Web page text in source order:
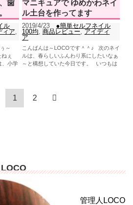
歯
ル
ィア,
～
ぇ
小学
マニキュアで ゆめかわネイ
ル土台を作ってます
2019/4/23
●簡単セルフネイル
100均,商品レビュー, アイディ
ア
こんばんは～LOCOです＾＾♪ 次のネイ
ルは、春らしいふんわり系にしたいなぁ
～と構想していた今日です。 いつもは
1 2
管理人LOCO